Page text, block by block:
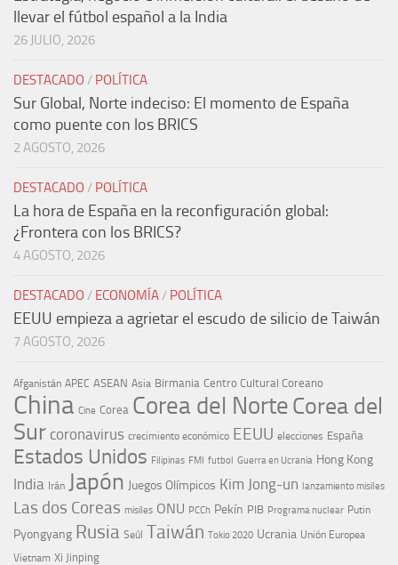
llevar el fútbol español a la India
26 JULIO, 2026
DESTACADO / POLÍTICA
Sur Global, Norte indeciso: El momento de España
como puente con los BRICS
2 AGOSTO, 2026
DESTACADO / POLÍTICA
La hora de España en la reconfiguración global:
¿Frontera con los BRICS?
4 AGOSTO, 2026
DESTACADO / ECONOMÍA / POLÍTICA
EEUU empieza a agrietar el escudo de silicio de Taiwán
7 AGOSTO, 2026
Afganistán APEC ASEAN Asia Birmania Centro Cultural Coreano
China Cine Corea Corea del NorteCorea del
Sur coronavirus crecimiento económico EEUU elecciones España
Estados Unidos Filipinas FMI futbol Guerra en Ucrania Hong Kong
India Irán Japón Juegos Olímpicos Kim Jong-un lanzamiento misiles
Las dos Coreas misiles ONU PCCh Pekín PIB Programa nuclear Putin
Pyongyang Rusia Seúl Taiwán Tokio 2020 Ucrania Unión Europea
Vietnam Xi Jinping